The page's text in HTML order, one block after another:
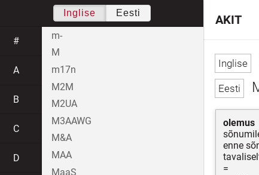
olemus
enne
=
AKIT
Inglise Eesti
#
A
B
C
D
m-
M
m17n
M2M
M2UA
M3AAWG
M&A
MAA
MaaS